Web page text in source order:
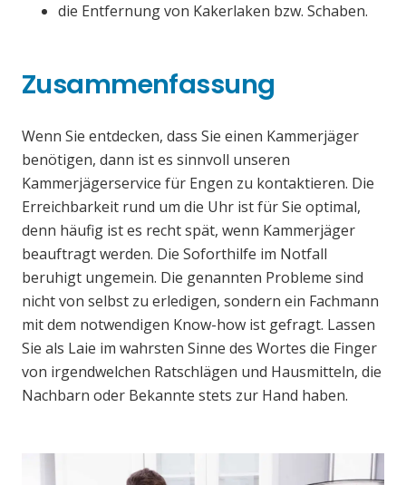
die Entfernung von Kakerlaken bzw. Schaben.
Zusammenfassung
Wenn Sie entdecken, dass Sie einen Kammerjäger
benötigen, dann ist es sinnvoll unseren
Kammerjägerservice für Engen zu kontaktieren. Die
Erreichbarkeit rund um die Uhr ist für Sie optimal,
denn häufig ist es recht spät, wenn Kammerjäger
beauftragt werden. Die Soforthilfe im Notfall
beruhigt ungemein. Die genannten Probleme sind
nicht von selbst zu erledigen, sondern ein Fachmann
mit dem notwendigen Know-how ist gefragt. Lassen
Sie als Laie im wahrsten Sinne des Wortes die Finger
von irgendwelchen Ratschlägen und Hausmitteln, die
Nachbarn oder Bekannte stets zur Hand haben.